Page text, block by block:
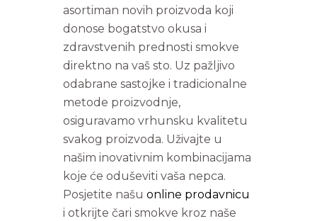
asortiman novih proizvoda koji
donose bogatstvo okusa i
zdravstvenih prednosti smokve
direktno na vaš sto. Uz pažljivo
odabrane sastojke i tradicionalne
metode proizvodnje,
osiguravamo vrhunsku kvalitetu
svakog proizvoda. Uživajte u
našim inovativnim kombinacijama
koje će oduševiti vaša nepca.
Posjetite našu online prodavnicu
i otkrijte čari smokve kroz naše